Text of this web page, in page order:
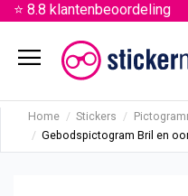
⭐ 8.8 klantenbeoordeling
menu
Home Stickers
Gebodspictogram Bril en